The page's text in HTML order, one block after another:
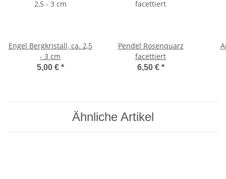
Engel Bergkristall, ca. 2,5
- 3 cm
5,00 € *
Pendel Rosenquarz
facettiert
6,50 € *
Ähnliche Artikel